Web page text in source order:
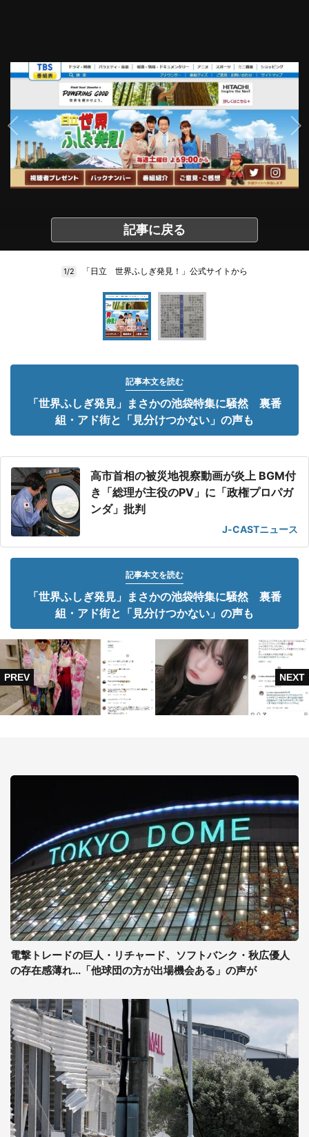
記事に戻る
1/2 「日立 世界ふしぎ発見！」公式サイトから
記事本文を読む
「世界ふしぎ発見」まさかの池袋特集に騒然 裏番
組・アド街と「見分けつかない」の声も
高市首相の被災地視察動画が炎上 BGM付
き「総理が主役のPV」に「政権プロパガ
ンダ」批判
J-CASTニュース
記事本文を読む
「世界ふしぎ発見」まさかの池袋特集に騒然 裏番
組・アド街と「見分けつかない」の声も
電撃トレードの巨人・リチャード、ソフトバンク・秋広優人
の存在感薄れ...「他球団の方が出場機会ある」の声が